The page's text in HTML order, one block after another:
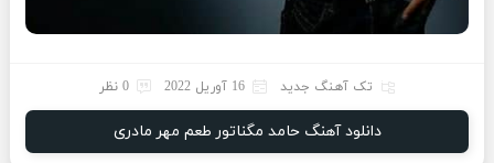
تک آهنگ جدید 16 آوریل 2022 0 نظر
دانلود آهنگ حامد مگناتور طعم مهر مادری